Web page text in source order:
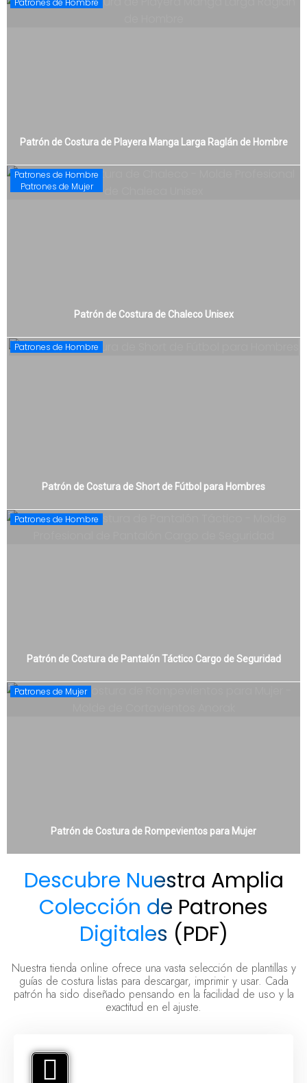
Patrones de Hombre
Patrón de Costura de Playera Manga Larga Raglán de Hombre
Patrones de Hombre
Patrones de Mujer
Patrón de Costura de Chaleco Unisex
Patrones de Hombre
Patrón de Costura de Short de Fútbol para Hombres
Patrones de Hombre
Patrón de Costura de Pantalón Táctico Cargo de Seguridad
Patrones de Mujer
Patrón de Costura de Rompevientos para Mujer
Descubre Nuestra Amplia
Colección de Patrones
Digitales (PDF)
Nuestra tienda online ofrece una vasta selección de plantillas y
guías de costura listas para descargar, imprimir y usar. Cada
patrón ha sido diseñado pensando en la facilidad de uso y la
exactitud en el ajuste.